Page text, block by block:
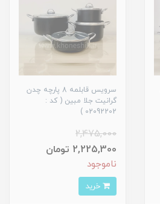
سرویس قابلمه 8 پارچه چدن
گرانیت جلا مبین ( کد :
02092202 )
2,475,000
2,225,300 تومان
ناموجود